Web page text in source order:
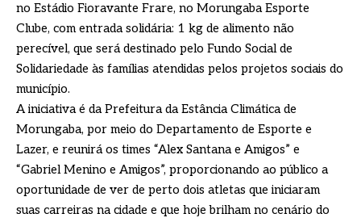
no Estádio Fioravante Frare, no Morungaba Esporte
Clube, com entrada solidária: 1 kg de alimento não
perecível, que será destinado pelo Fundo Social de
Solidariedade às famílias atendidas pelos projetos sociais do
município.
A iniciativa é da Prefeitura da Estância Climática de
Morungaba, por meio do Departamento de Esporte e
Lazer, e reunirá os times “Alex Santana e Amigos” e
“Gabriel Menino e Amigos”, proporcionando ao público a
oportunidade de ver de perto dois atletas que iniciaram
suas carreiras na cidade e que hoje brilham no cenário do